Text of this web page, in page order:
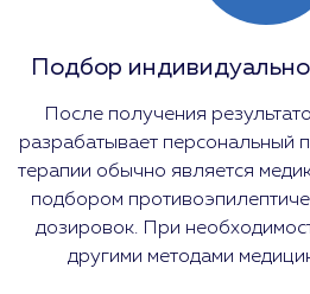
Подбор
После получения
разрабатывает персональный
терапии обычно является
подбором
дозировок. При
другими методами